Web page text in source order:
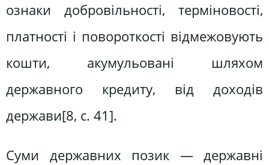
ознаки добровільності, терміновості,
платності і повороткості відмежовують
кошти, акумульовані шляхом
державного кредиту, від доходів
держави[8, c. 41].
Суми державних позик — державні